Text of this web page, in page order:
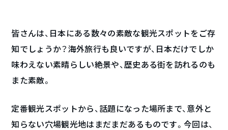
皆さんは、日本にある数々の素敵な観光スポットをご存
知でしょうか？海外旅行も良いですが、日本だけでしか
味わえない素晴らしい絶景や、歴史ある街を訪れるのも
また素敵。
定番観光スポットから、話題になった場所まで、意外と
知らない穴場観光地はまだまだあるものです。今回は、